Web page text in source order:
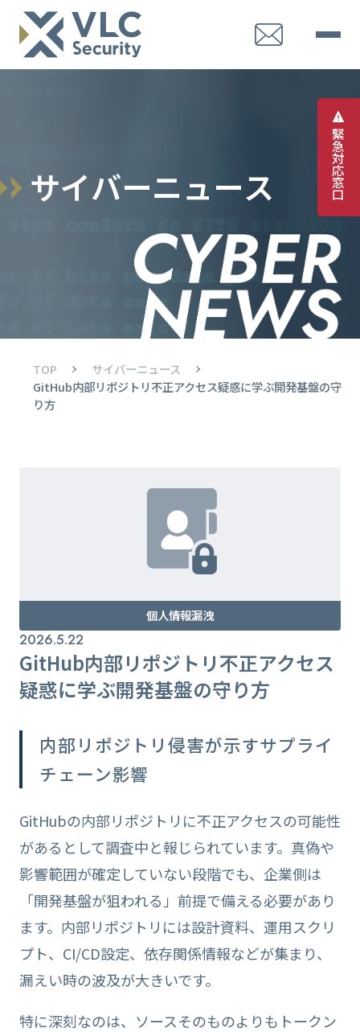
緊
急
対
応
窓
口
サイバーニュース
TOP
サイバーニュース
GitHub内部リポジトリ不正アクセス疑惑に学ぶ開発基盤の守
り方
個人情報漏洩
2026.5.22
GitHub内部リポジトリ不正アクセス
疑惑に学ぶ開発基盤の守り方
内部リポジトリ侵害が示すサプライ
チェーン影響
GitHubの内部リポジトリに不正アクセスの可能性
があるとして調査中と報じられています。真偽や
影響範囲が確定していない段階でも、企業側は
「開発基盤が狙われる」前提で備える必要があり
ます。内部リポジトリには設計資料、運用スクリ
プト、CI/CD設定、依存関係情報などが集まり、
漏えい時の波及が大きいです。
特に深刻なのは、ソースそのものよりもトークン